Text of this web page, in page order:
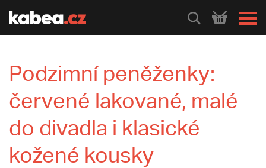
HLEDEJ
Podzimní peněženky:
červené lakované, malé
do divadla i klasické
kožené kousky